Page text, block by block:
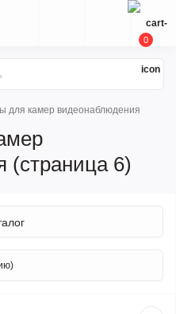
0
для камер видеонаблюдения
(страница 6)